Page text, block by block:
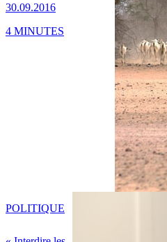
30.09.2016
4 MINUTES
POLITIQUE